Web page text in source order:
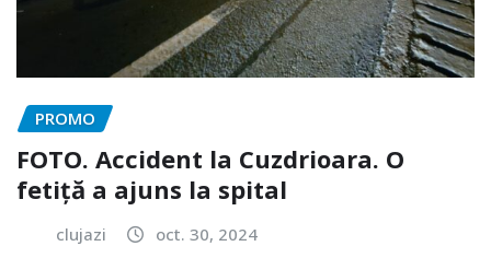
PROMO
FOTO. Accident la Cuzdrioara. O
fetiță a ajuns la spital
clujazi oct. 30, 2024